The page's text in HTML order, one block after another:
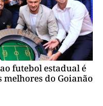
futebol estadual é
melhores do Goianão